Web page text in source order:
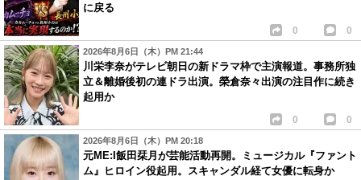
に戻る
0 0
2026年8月6日（木）PM 21:44
川栄李奈がテレビ朝日の新ドラマ枠で主演報道。事務所独
立＆離婚後初の連ドラ出演。榮倉奈々出演の注目作に続き
起用か
0 0
2026年8月6日（木）PM 20:18
元ME:I飯田栞月が芸能活動再開。ミュージカル『ファント
ム』ヒロイン役起用。スキャンダル経て女優に転身か